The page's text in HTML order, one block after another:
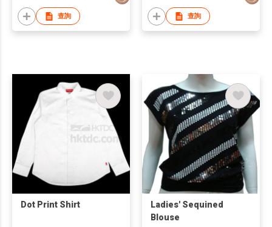
查詢 查詢
Dot Print Shirt
Ladies' Sequined
Blouse